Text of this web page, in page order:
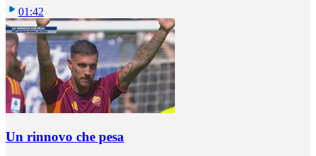
01:42
Un rinnovo che pesa